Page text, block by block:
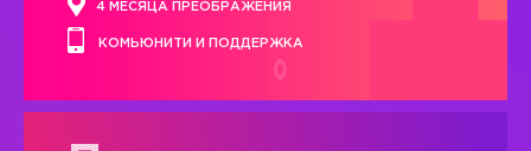
4 МЕСЯЦА ПРЕОБРАЖЕНИЯ
КОМЬЮНИТИ И ПОДДЕРЖКА